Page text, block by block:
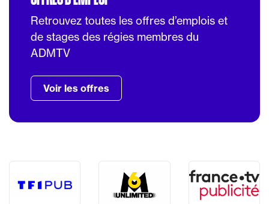
Retrouvez toutes les offres d’emplois et
de stages des régies membres du
ADMTV
Voir les offres